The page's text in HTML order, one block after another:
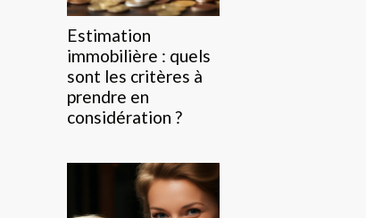
Estimation
immobilière : quels
sont les critères à
prendre en
considération ?